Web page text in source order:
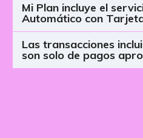
Mi Plan incluye el
Automático con
Las transacciones
son solo de pagos